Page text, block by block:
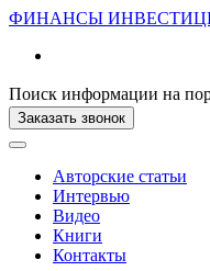
ФИНАНСЫ
Поиск информации на
Заказать звонок
Авторские статьи
Интервью
Видео
Книги
Контакты